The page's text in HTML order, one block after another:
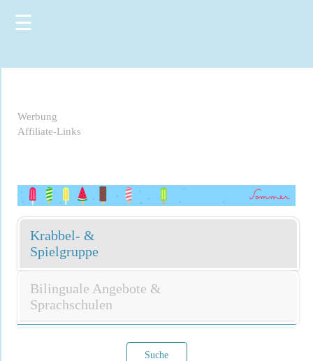
☰
Werbung
Affiliate-Links
Krabbel- &
Spielgruppe
Bilinguale Angebote &
Sprachschulen
Suche